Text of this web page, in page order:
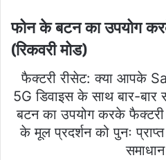
फोन के बटन का उपयोग
(रिकवरी मोड)
फैक्टरी रीसेट: क्या आपके
5G डिवाइस के साथ बार-
बटन का उपयोग करके फैक्टरी
के मूल प्रदर्शन को पुनः